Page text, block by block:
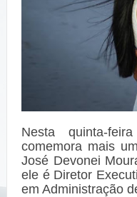
Nesta quinta-
comemora mais
José Devonei
ele é Diretor
em Administração